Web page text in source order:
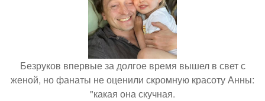
Безруков впервые за долгое время вышел в свет с
женой, но фанаты не оценили скромную красоту Анны:
"какая она скучная.